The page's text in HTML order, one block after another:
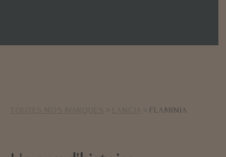
> > FLAMINIA